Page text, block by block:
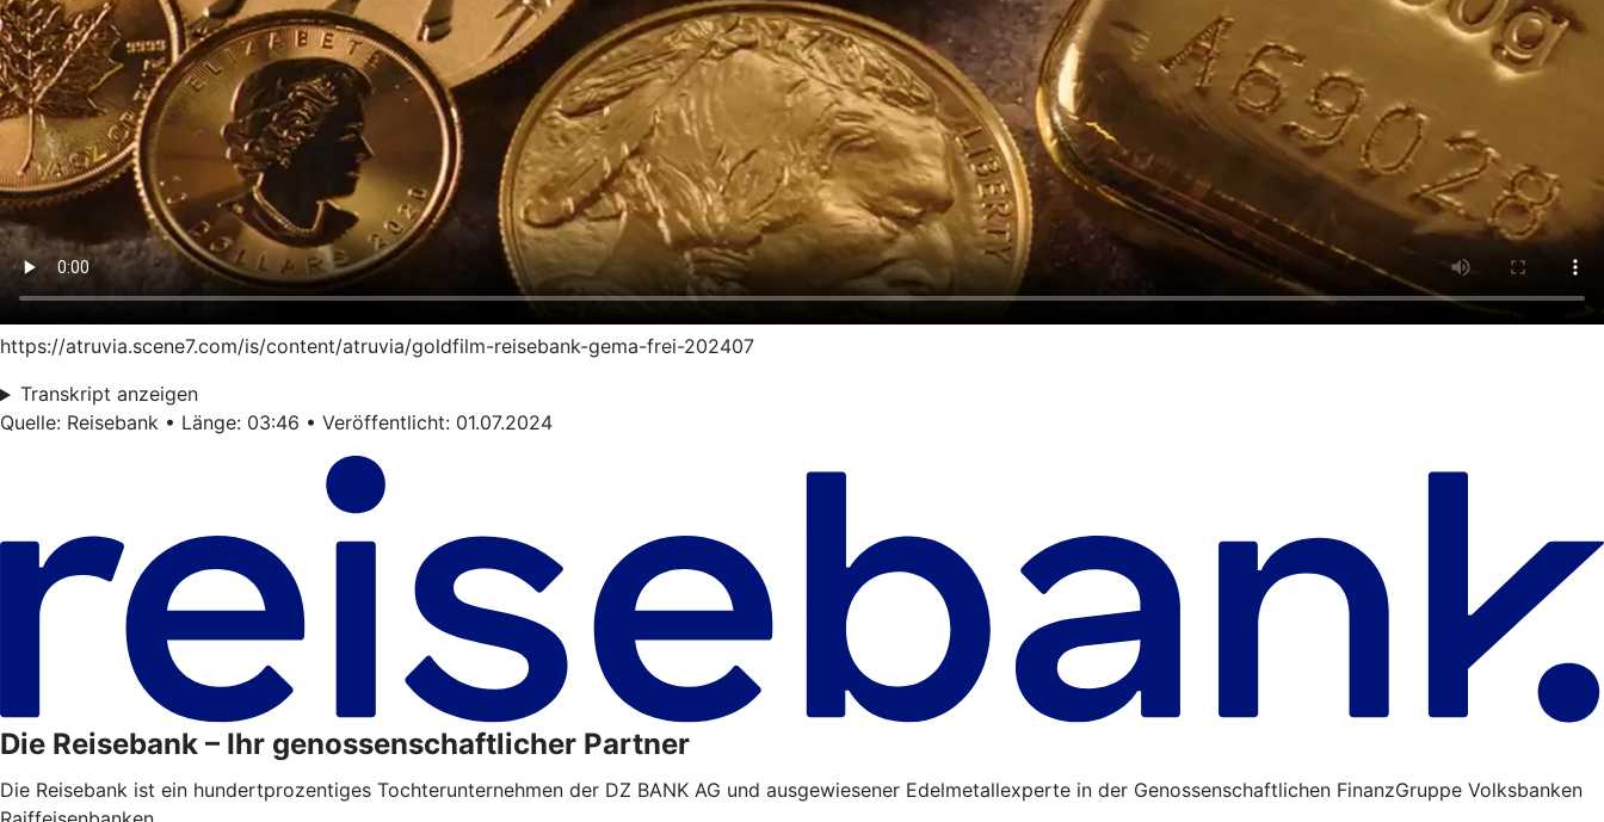
https://atruvia.scene7.com/is/content/atruvia/goldfilm-reisebank-gema-frei-202407
Transkript anzeigen
Quelle: Reisebank • Länge: 03:46 • Veröffentlicht: 01.07.2024
Die Reisebank – Ihr genossenschaftlicher Partner
Die Reisebank ist ein hundertprozentiges Tochterunternehmen der DZ BANK AG und ausgewiesener Edelmetallexperte in der Genossenschaftlichen FinanzGruppe Volksbanken